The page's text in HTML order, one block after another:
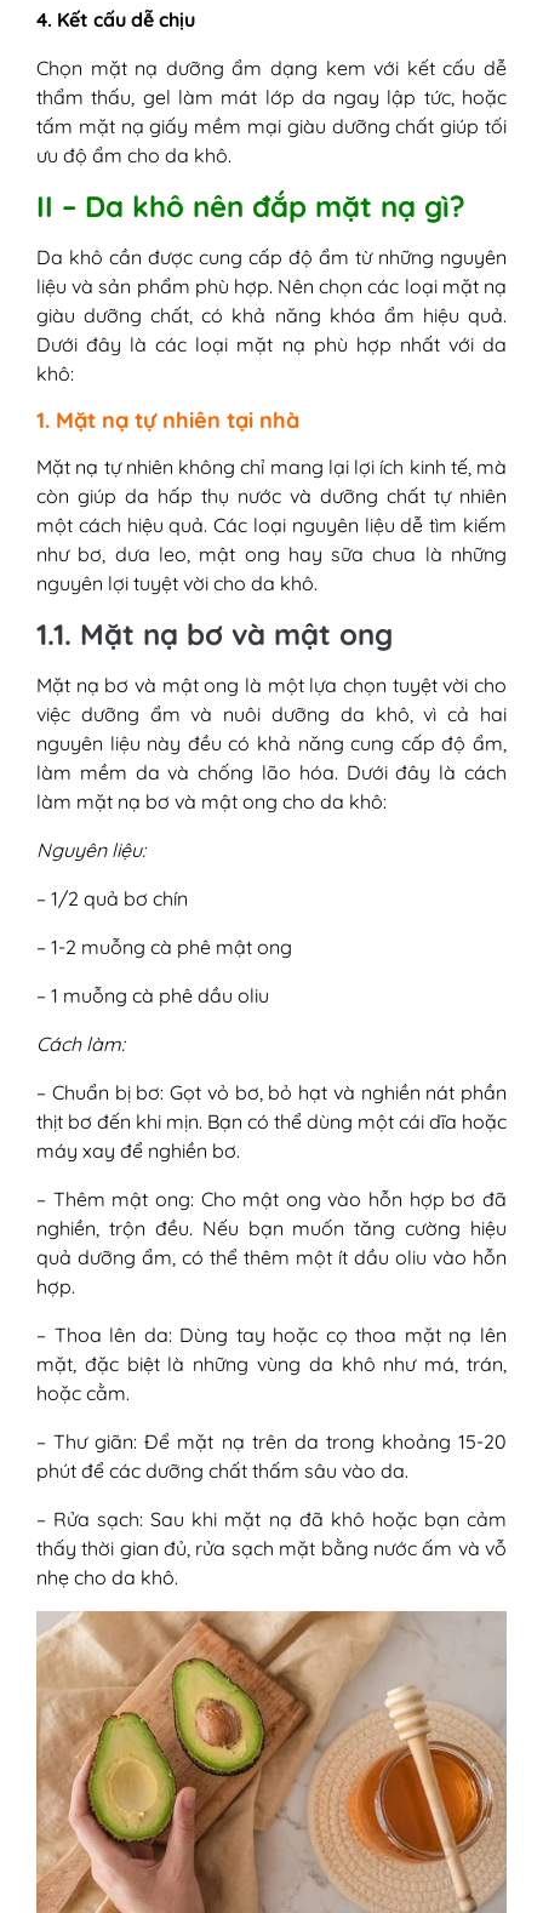
4. Kết cấu dễ chịu
Chọn mặt nạ dưỡng ẩm dạng kem với kết cấu dễ
thẩm thấu, gel làm mát lớp da ngay lập tức, hoặc
tấm mặt nạ giấy mềm mại giàu dưỡng chất giúp tối
ưu độ ẩm cho da khô.
II – Da khô nên đắp mặt nạ gì?
Da khô cần được cung cấp độ ẩm từ những nguyên
liệu và sản phẩm phù hợp. Nên chọn các loại mặt nạ
giàu dưỡng chất, có khả năng khóa ẩm hiệu quả.
Dưới đây là các loại mặt nạ phù hợp nhất với da
khô:
1. Mặt nạ tự nhiên tại nhà
Mặt nạ tự nhiên không chỉ mang lại lợi ích kinh tế, mà
còn giúp da hấp thụ nước và dưỡng chất tự nhiên
một cách hiệu quả. Các loại nguyên liệu dễ tìm kiếm
như bơ, dưa leo, mật ong hay sữa chua là những
nguyên lợi tuyệt vời cho da khô.
1.1. Mặt nạ bơ và mật ong
Mặt nạ bơ và mật ong là một lựa chọn tuyệt vời cho
việc dưỡng ẩm và nuôi dưỡng da khô, vì cả hai
nguyên liệu này đều có khả năng cung cấp độ ẩm,
làm mềm da và chống lão hóa. Dưới đây là cách
làm mặt nạ bơ và mật ong cho da khô:
Nguyên liệu:
– 1/2 quả bơ chín
– 1-2 muỗng cà phê mật ong
– 1 muỗng cà phê dầu oliu
Cách làm:
– Chuẩn bị bơ: Gọt vỏ bơ, bỏ hạt và nghiền nát phần
thịt bơ đến khi mịn. Bạn có thể dùng một cái dĩa hoặc
máy xay để nghiền bơ.
– Thêm mật ong: Cho mật ong vào hỗn hợp bơ đã
nghiền, trộn đều. Nếu bạn muốn tăng cường hiệu
quả dưỡng ẩm, có thể thêm một ít dầu oliu vào hỗn
hợp.
– Thoa lên da: Dùng tay hoặc cọ thoa mặt nạ lên
mặt, đặc biệt là những vùng da khô như má, trán,
hoặc cằm.
– Thư giãn: Để mặt nạ trên da trong khoảng 15-20
phút để các dưỡng chất thấm sâu vào da.
– Rửa sạch: Sau khi mặt nạ đã khô hoặc bạn cảm
thấy thời gian đủ, rửa sạch mặt bằng nước ấm và vỗ
nhẹ cho da khô.